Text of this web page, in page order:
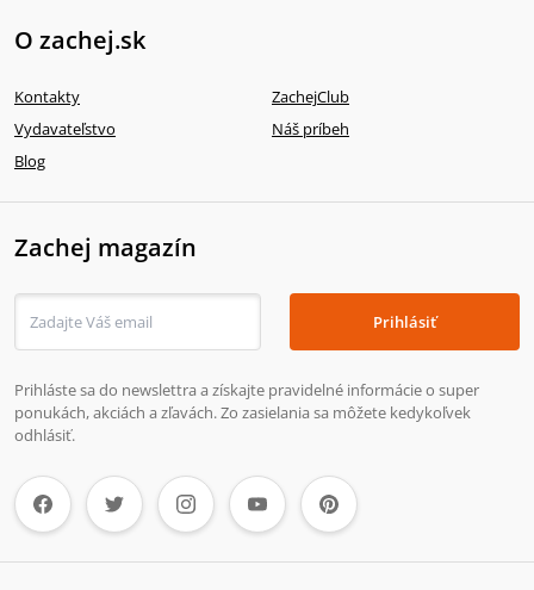
O zachej.sk
Kontakty
ZachejClub
Vydavateľstvo
Náš príbeh
Blog
Zachej magazín
Prihlásiť
Prihláste sa do newslettra a získajte pravidelné informácie o super
ponukách, akciách a zľavách. Zo zasielania sa môžete kedykoľvek
odhlásiť.